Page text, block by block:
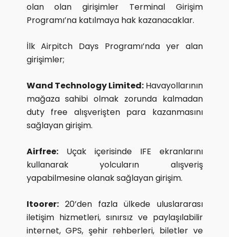
olan olan girişimler Terminal Girişim
Programı’na katılmaya hak kazanacaklar.
İlk Airpitch Days Programı’nda yer alan
girişimler;
Wand Technology Limited: Havayollarının
mağaza sahibi olmak zorunda kalmadan
duty free alışverişten para kazanmasını
sağlayan girişim.
Airfree:Uçak içerisinde IFE ekranlarını
kullanarak yolcuların alışveriş
yapabilmesine olanak sağlayan girişim.
Itoorer:20’den fazla ülkede uluslararası
iletişim hizmetleri, sınırsız ve paylaşılabilir
internet, GPS, şehir rehberleri, biletler ve